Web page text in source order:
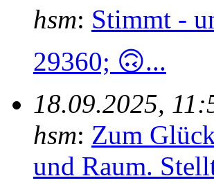
hsm: Stimmt -
29360; 🙃...
18.09.2025,
hsm: Zum
und Raum.